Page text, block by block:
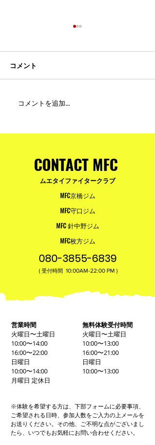
MFC DREAM FIGHT 24にご
皆様へ
コメント
コメントを追加…
CONTACT MFC
ムエタイファイタークラブ
MFC京橋ジム
MFC守口ジム
MFC 針中野ジム
MFC枚方ジム
080-3855-6839
( 受付時間 10:00AM-22:00​ PM )
営業時間
火曜日〜土曜日
10:00〜14:00
16:00〜22:00
日曜日
10:00〜14:00
月曜日 定休日
無料体験受付時間
火曜日〜土曜日
10:00〜13:00
16:00〜21:00
日曜日
10:00〜13:00
※体験を希望する方は、下部フォームに必要事項、
ご希望される日時、参加人数をご入力の上メールを
お送りください。その他、ご不明な点がございまし
たら、いつでもお気軽にお問い合わせください。